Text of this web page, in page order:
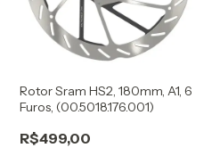
Rotor Sram HS2, 180mm, A1, 6
Furos, (00.5018.176.001)
R$499,00